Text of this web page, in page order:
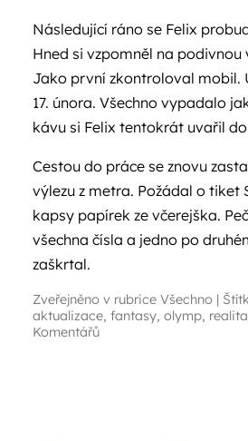
Následující ráno se Felix
Hned si vzpomněl na podivnou
Jako první zkontroloval mobil.
17. února. Všechno vypadalo
kávu si Felix tentokrát uvařil
Cestou do práce se znovu
výlezu z metra. Požádal o tiket
kapsy papírek ze včerejška.
všechna čísla a jedno po
zaškrtal.
Zveřejněno v rubrice Všechno |
aktualizace, fantasy, olymp, realita
Komentářů